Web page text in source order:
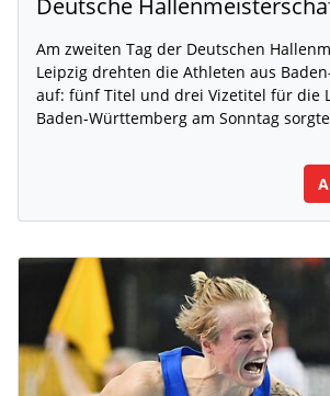
Am zweiten Tag der Deutschen
Leipzig drehten die Athleten aus
auf: fünf Titel und drei Vizetitel für die
Baden-Württemberg am Sonntag